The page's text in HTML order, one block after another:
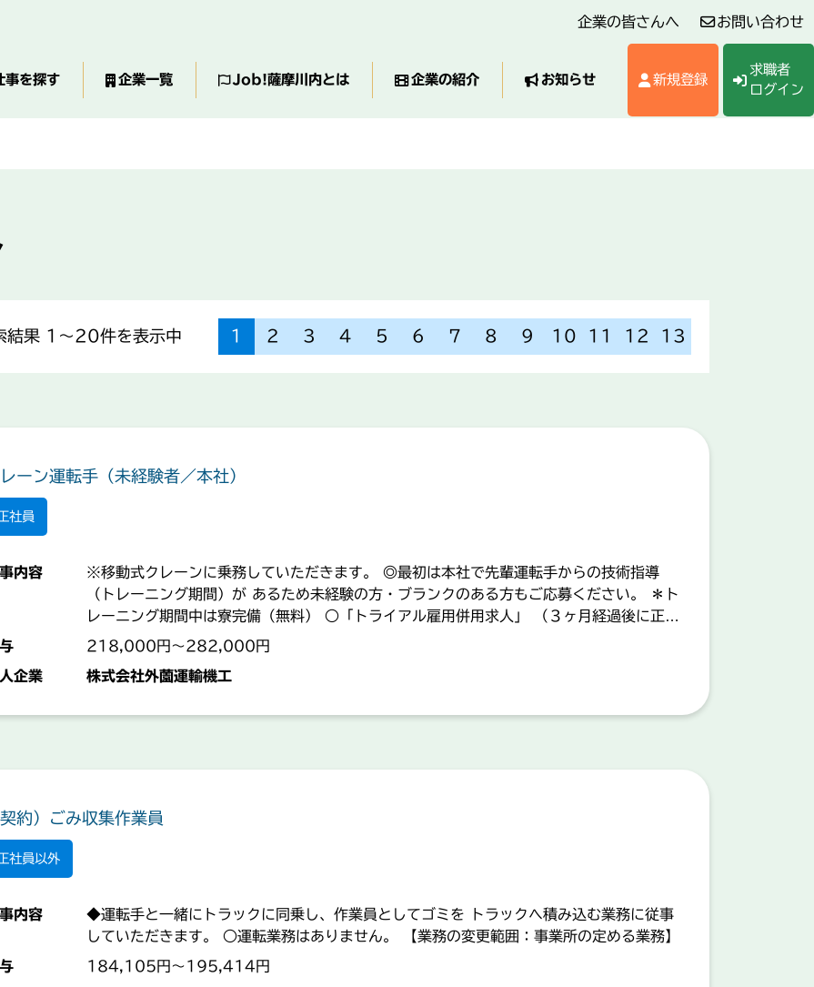
企業の皆さんへ お問い合わせ
事を探す 企業一覧 Job!薩摩川内とは 企業の紹介 お知らせ 新規登録
求職者
ログイン
結果 1〜20件を表示中 1 2 3 4 5 6 7 8 9 10 11 12 13
ーン運転手（未経験者／本社）
社員
内容
※移動式クレーンに乗務していただきます。 ◎最初は本社で先輩運転手からの技術指導
（トレーニング期間）が あるため未経験の方・ブランクのある方もご応募ください。 ＊ト
レーニング期間中は寮完備（無料） ○「トライアル雇用併用求人」 （３ヶ月経過後に正社
員登用を目指します） ＊業務の変更範囲：事業所の定める業務
218,000円～282,000円
企業 株式会社外薗運輸機工
契約）ごみ収集作業員
社員以外
内容
◆運転手と一緒にトラックに同乗し、作業員としてゴミを トラックへ積み込む業務に従事
していただきます。 ○運転業務はありません。 【業務の変更範囲：事業所の定める業務】
184,105円～195,414円